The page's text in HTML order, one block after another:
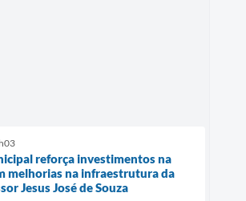
reforça investimentos na
melhorias na infraestrutura da
Jesus José de Souza